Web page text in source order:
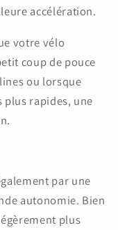
accélération.
votre vélo
coup de pouce
ou lorsque
plus rapides, une
par une
autonomie. Bien
plus